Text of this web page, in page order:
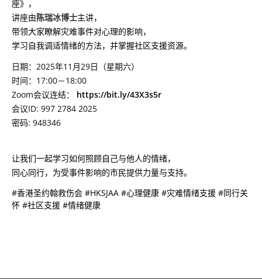
座》，
讲座由陈瑞冰博士主讲，
带领大家瞭解灾难事件对心理的影响，
学习自我调适情绪的方法，并掌握社区支援资源。
日期：2025年11月29日（星期六）
时间：17:00－18:00
Zoom会议连结：
https://bit.ly/43X3s5r
会议ID: 997 2784 2025
密码: 948346
让我们一起学习如何照顾自己与他人的情绪，
同心同行，为受事件影响的市民提供力量与支持。
#香港圣约翰救伤会 #HKSJAA #心理健康 #灾难情绪支援 #同行关
怀 #社区支援 #情绪健康